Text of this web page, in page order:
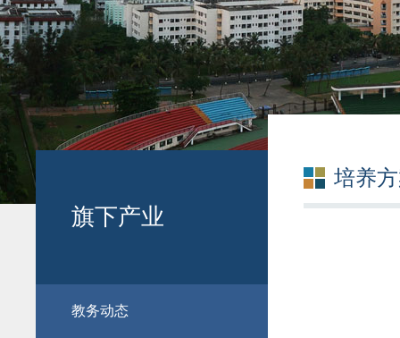
旗下产业
教务动态
培养